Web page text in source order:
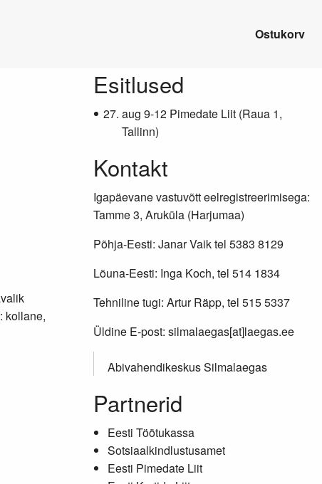
Ostukorv
kollane,
Lisainfo
Esitlused
aug 9-12 Pimedate Liit (Raua 1,
Tallinn)
Kontakt
Igapäevane vastuvõtt eelregistreerimisega:
Tamme 3, Aruküla (Harjumaa)
Põhja-Eesti: Janar Vaik tel 5383 8129
Lõuna-Eesti: Inga Koch, tel 514 1834
Tehniline tugi: Artur Räpp, tel 515 5337
Üldine E-post: silmalaegas[at]laegas.ee
Abivahendikeskus Silmalaegas
Partnerid
Eesti Töötukassa
Sotsiaalkindlustusamet
Eesti Pimedate Liit